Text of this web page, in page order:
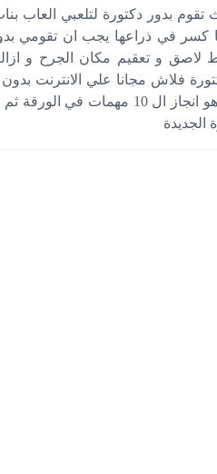
بدور دكتورة لتلعبي العاب
كسر في ذراعها يجب ان تقومي
و تعقيم مكان الجرح و
فلاش مجانا علي الانترنت بدون
تلعب بواسطة الماوس كل ماعليك هو
الجديدة